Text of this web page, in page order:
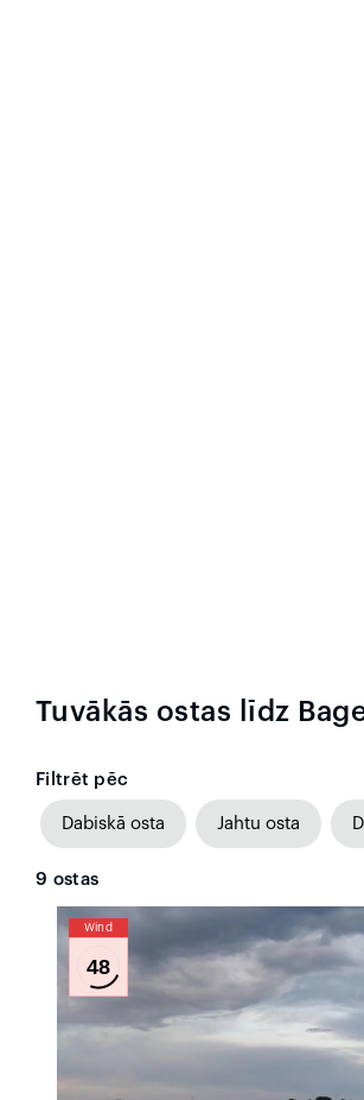
Tuvākās ostas līdz
Filtrēt pēc
Dabiskā osta Jahtu osta
9 ostas
Wind
48